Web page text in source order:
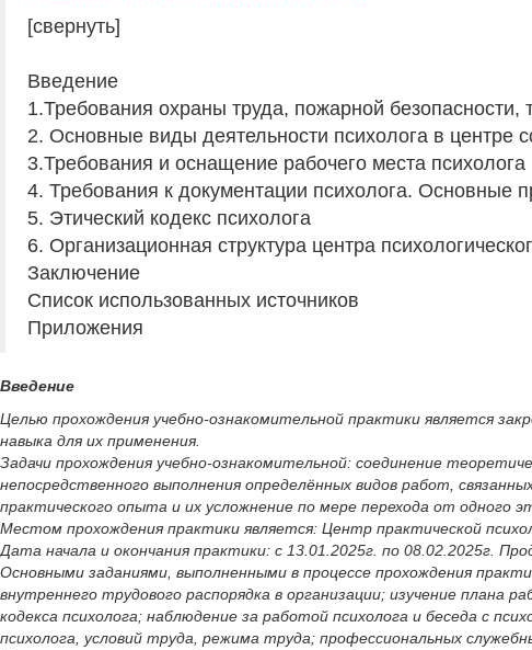
[свернуть]
Введение
1.Требования охраны труда, пожарной безопасности,
2. Основные виды деятельности психолога в центре
3.Требования и оснащение рабочего места психолога
4. Требования к документации психолога. Основные
5. Этический кодекс психолога
6. Организационная структура центра
Заключение
Список использованных источников
Приложения
Введение
Целью прохождения учебно-ознакомительной практики является
навыка для их применения.
Задачи прохождения учебно-ознакомительной: соединение
непосредственного выполнения определённых видов работ,
практического опыта и их усложнение по мере перехода от одного
Местом прохождения практики является: Центр практической
Дата начала и окончания практики: с 13.01.2025г. по 08.02.2025г.
Основными заданиями, выполненными в процессе прохождения
внутреннего трудового распорядка в организации; изучение плана
кодекса психолога; наблюдение за работой психолога и беседа с
психолога, условий труда, режима труда; профессиональных